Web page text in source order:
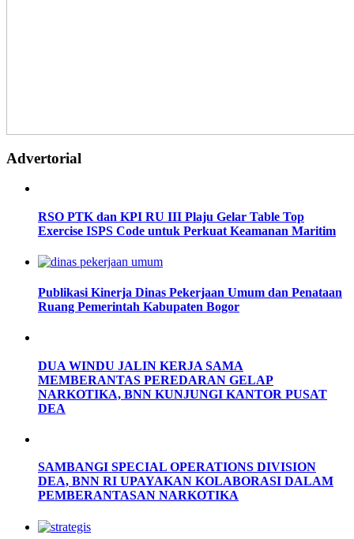
Advertorial
RSO PTK dan KPI RU III Plaju Gelar Table Top
Exercise ISPS Code untuk Perkuat Keamanan Maritim
Publikasi Kinerja Dinas Pekerjaan Umum dan Penataan
Ruang Pemerintah Kabupaten Bogor
DUA WINDU JALIN KERJA SAMA
MEMBERANTAS PEREDARAN GELAP
NARKOTIKA, BNN KUNJUNGI KANTOR PUSAT
DEA
SAMBANGI SPECIAL OPERATIONS DIVISION
DEA, BNN RI UPAYAKAN KOLABORASI DALAM
PEMBERANTASAN NARKOTIKA